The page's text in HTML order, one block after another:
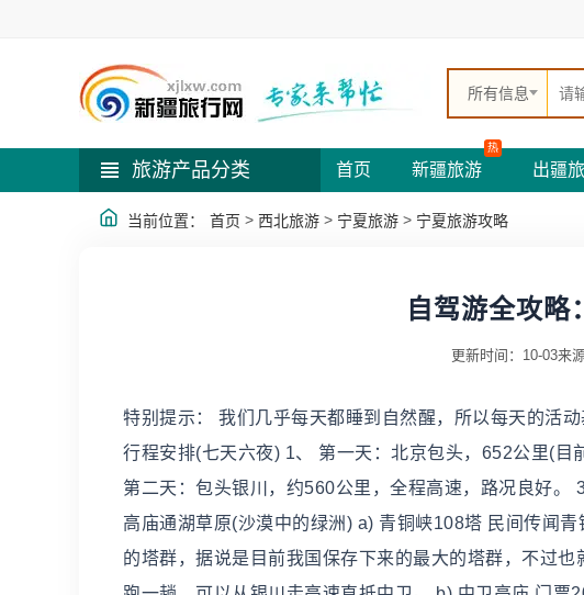
所有信息
旅游产品分类 首页 新疆旅游
热
出疆
当前位置： 首页 > 西北旅游 > 宁夏旅游 > 宁夏旅游攻略
自驾游全攻略
更新时间：10-03来源
特别提示： 我们几乎每天都睡到自然醒，所以每天的活
行程安排(七天六夜) 1、 第一天：北京包头，652公里(目
第二天：包头银川，约560公里，全程高速，路况良好
高庙通湖草原(沙漠中的绿洲) a) 青铜峡108塔 民间传闻
的塔群，据说是目前我国保存下来的最大的塔群，不过